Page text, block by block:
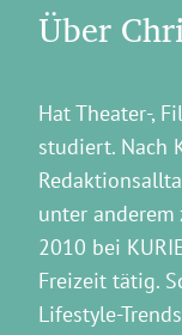
Über
Hat Theater-,
studiert. Nach
unter anderem
2010 bei
Freizeit tätig.
Lifestyle-